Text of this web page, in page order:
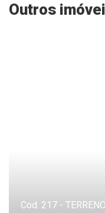
Outros
Cod. 217 -